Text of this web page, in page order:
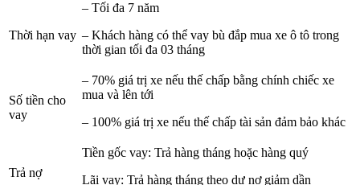
Thời hạn vay
– Tối đa 7 năm
– Khách hàng có thể vay bù đắp mua xe ô tô trong
thời gian tối đa 03 tháng
Số tiền cho
vay
– 70% giá trị xe nếu thế chấp bằng chính chiếc xe
mua và lên tới
– 100% giá trị xe nếu thế chấp tài sản đảm bảo khác
Trả nợ
Tiền gốc vay: Trả hàng tháng hoặc hàng quý
Lãi vay: Trả hàng tháng theo dư nợ giảm dần